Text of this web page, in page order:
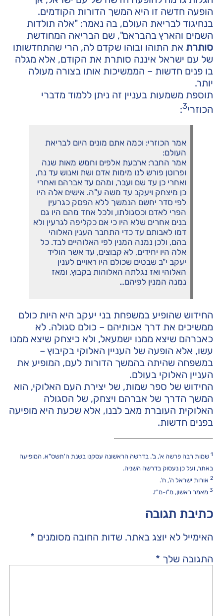
הופעה חדשה זו היא המשך הדורות הקודמים.
בנחיגוד לבריאת העולם, בה נאמר: "אלה תולדות
השמים והארץ בהבראם", שם הבריאה המחודשת
סותרת את התוהו ובוהו שקדם לה, הרי שהתחדשותו
של עם ישראל איננה סותרת את הקודם, אלא מגלה
בו פנים חדשות – הממשיכות אותו בצורה מעולה
יותר.
תוספת משמעות בעניין זה ניתן ללמוד מדברי
הכוזרי3
:
אמר הכוזרי: וכמה אתם מונים היום לבריאת
העולם:
אמר החבר: ארבעת אלפים וחמש מאות שנה
ופרוטן פורש לנו מימות אדם ושת ואנוש עד נח,
ואחרי כן עד שם ועבר, ומהם עד אברהם ואחרי
כן מיצחק ויעקב עד משה ע"ה. אישים אלה היו
לפי סדר יחשם הנמשך ללא הפסק כגרעין
הפרי לאדם וכסגולתו, ולכל אחד מהם היו גם
בנים אחרים שלא היו כי אם כקליפה לגרעין ולא
דמו לאבותם עד כדי התחבר הענין האלוהי
בהם, ולכן נמנה המנין לפי האלוהיים לבד. כל
אלה היו יחידים, לא קבוצים, עד אשר הוליד
יעקב י"ב שבטים שכולם היו ראויים לענין
האלוהי ואז נגלתה האלוהות בקבוץ, ומאז
נמנה המנין לפיהם…
החידוש שהופיע במשפחת בני יעקב היא היות כולם
ממשיכים את דרך אבותיהם – כולם סגולה. לא
כאברהם שיצא ממנו ישמעאל, ולא כיצחק שיצא ממנו
עשו, אלא הופעה של העניין האלוקי בקיבוץ –
במשפחה שהיתה בהמשך הדורות לעם, המופיע את
העניין האלוקי בעולם.
החידוש של ספר שמות, של יצירת העם האלוקי, הוא
המשך הדרך של אברהם ויצחק, של הסגולה
האלוקית העוברת מאב לבנו, אלא שכעת היא מופיעה
בפנים חדשות.
1 שמות רבה פרשה א', ב'. בדרשה הראשונה עסקנו בשנת ה'תשס"א, המופיעה
באתר, ועל כן נעסוק בדרשה השניה.
2אורות ישראל ה', ח'.
3מאמר ראשון, מ"ו-מ"ז.
כתיבת תגובה
האימייל לא יוצג באתר. שדות החובה מסומנים *
התגובה שלך *